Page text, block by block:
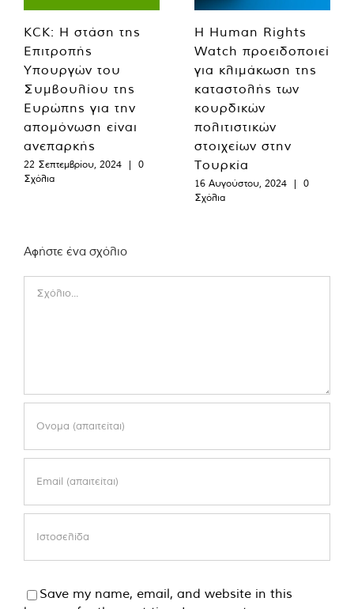
KCK: Η στάση της
Επιτροπής
Υπουργών του
Συμβουλίου της
Ευρώπης για την
απομόνωση είναι
ανεπαρκής
22 Σεπτεμβρίου, 2024 |
0
Σχόλια
Η Human Rights
Watch προειδοποιεί
για κλιμάκωση της
καταστολής των
κουρδικών
πολιτιστικών
στοιχείων στην
Τουρκία
16 Αυγούστου, 2024 |
0
Σχόλια
Αφήστε ένα σχόλιο
Save my name, email, and website in this